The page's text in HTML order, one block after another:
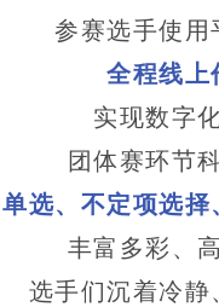
参赛选手使用
全程线上
实现数字
团体赛环节
单选、不定项选择
丰富多彩、
选手们沉着冷静